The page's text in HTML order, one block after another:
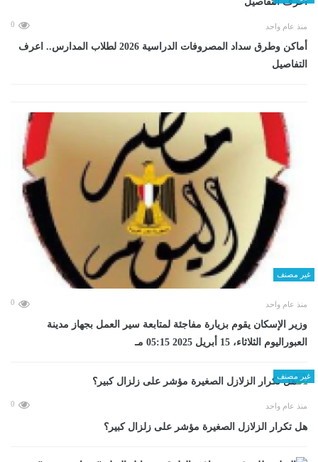
منذ عام واحد 0
أماكن وطرق سداد المصروفات الدراسية 2026 لطلاب المدارس.. اعرف
التفاصيل
غير مصنف
منذ عام واحد 0
وزير الإسكان يقوم بزيارة مفاجئة لمتابعة سير العمل بجهاز مدينة
العبوراليوم الثلاثاء، 15 أبريل 2025 05:15 مـ
غير مصنف
منذ عام واحد 0
هل تكرار الزلازل الصغيرة مؤشر على زلزال كبير؟